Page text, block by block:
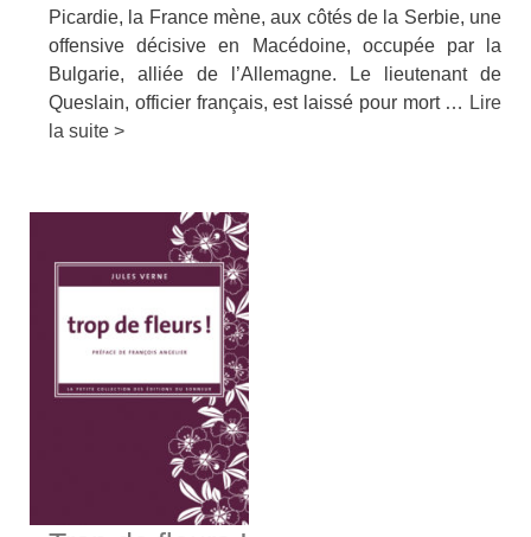
Picardie, la France mène, aux côtés de la Serbie, une
offensive décisive en Macédoine, occupée par la
Bulgarie, alliée de l’Allemagne. Le lieutenant de
Queslain, officier français, est laissé pour mort … Lire
la suite >